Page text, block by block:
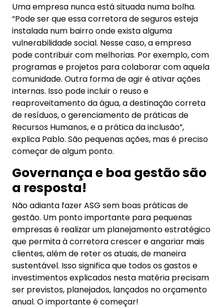
Uma empresa nunca está situada numa bolha.
“Pode ser que essa corretora de seguros esteja
instalada num bairro onde exista alguma
vulnerabilidade social. Nesse caso, a empresa
pode contribuir com melhorias. Por exemplo, com
programas e projetos para colaborar com aquela
comunidade. Outra forma de agir é ativar ações
internas. Isso pode incluir o reuso e
reaproveitamento da água, a destinação correta
de resíduos, o gerenciamento de práticas de
Recursos Humanos, e a prática da inclusão”,
explica Pablo. São pequenas ações, mas é preciso
começar de algum ponto.
Governança e boa gestão são
a resposta!
Não adianta fazer ASG sem boas práticas de
gestão. Um ponto importante para pequenas
empresas é realizar um planejamento estratégico
que permita à corretora crescer e angariar mais
clientes, além de reter os atuais, de maneira
sustentável. Isso significa que todos os gastos e
investimentos explicados nesta matéria precisam
ser previstos, planejados, lançados no orçamento
anual. O importante é começar!